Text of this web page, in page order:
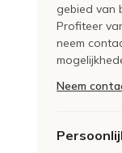
gebied van
Profiteer
neem
Neem